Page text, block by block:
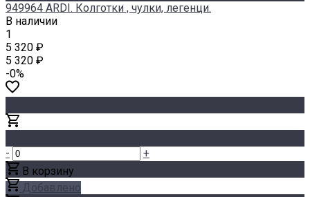
949964 ARDI. Колготки , чулки, легенци.
В наличии
1
5 320 ₽
5 320 ₽
-0%
-
+
В корзину
Добавлено